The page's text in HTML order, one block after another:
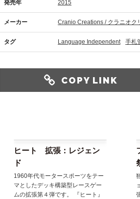
発売年 2015
メーカー Cranio Creations / クラニオク
タグ Language Independent 手札
COPY LINK
ヒート 拡張：レジェン
ド
1960年代モータースポーツをテー
マとしたデッキ構築型レースゲー
ムの拡張第４弾です。 『ヒート』